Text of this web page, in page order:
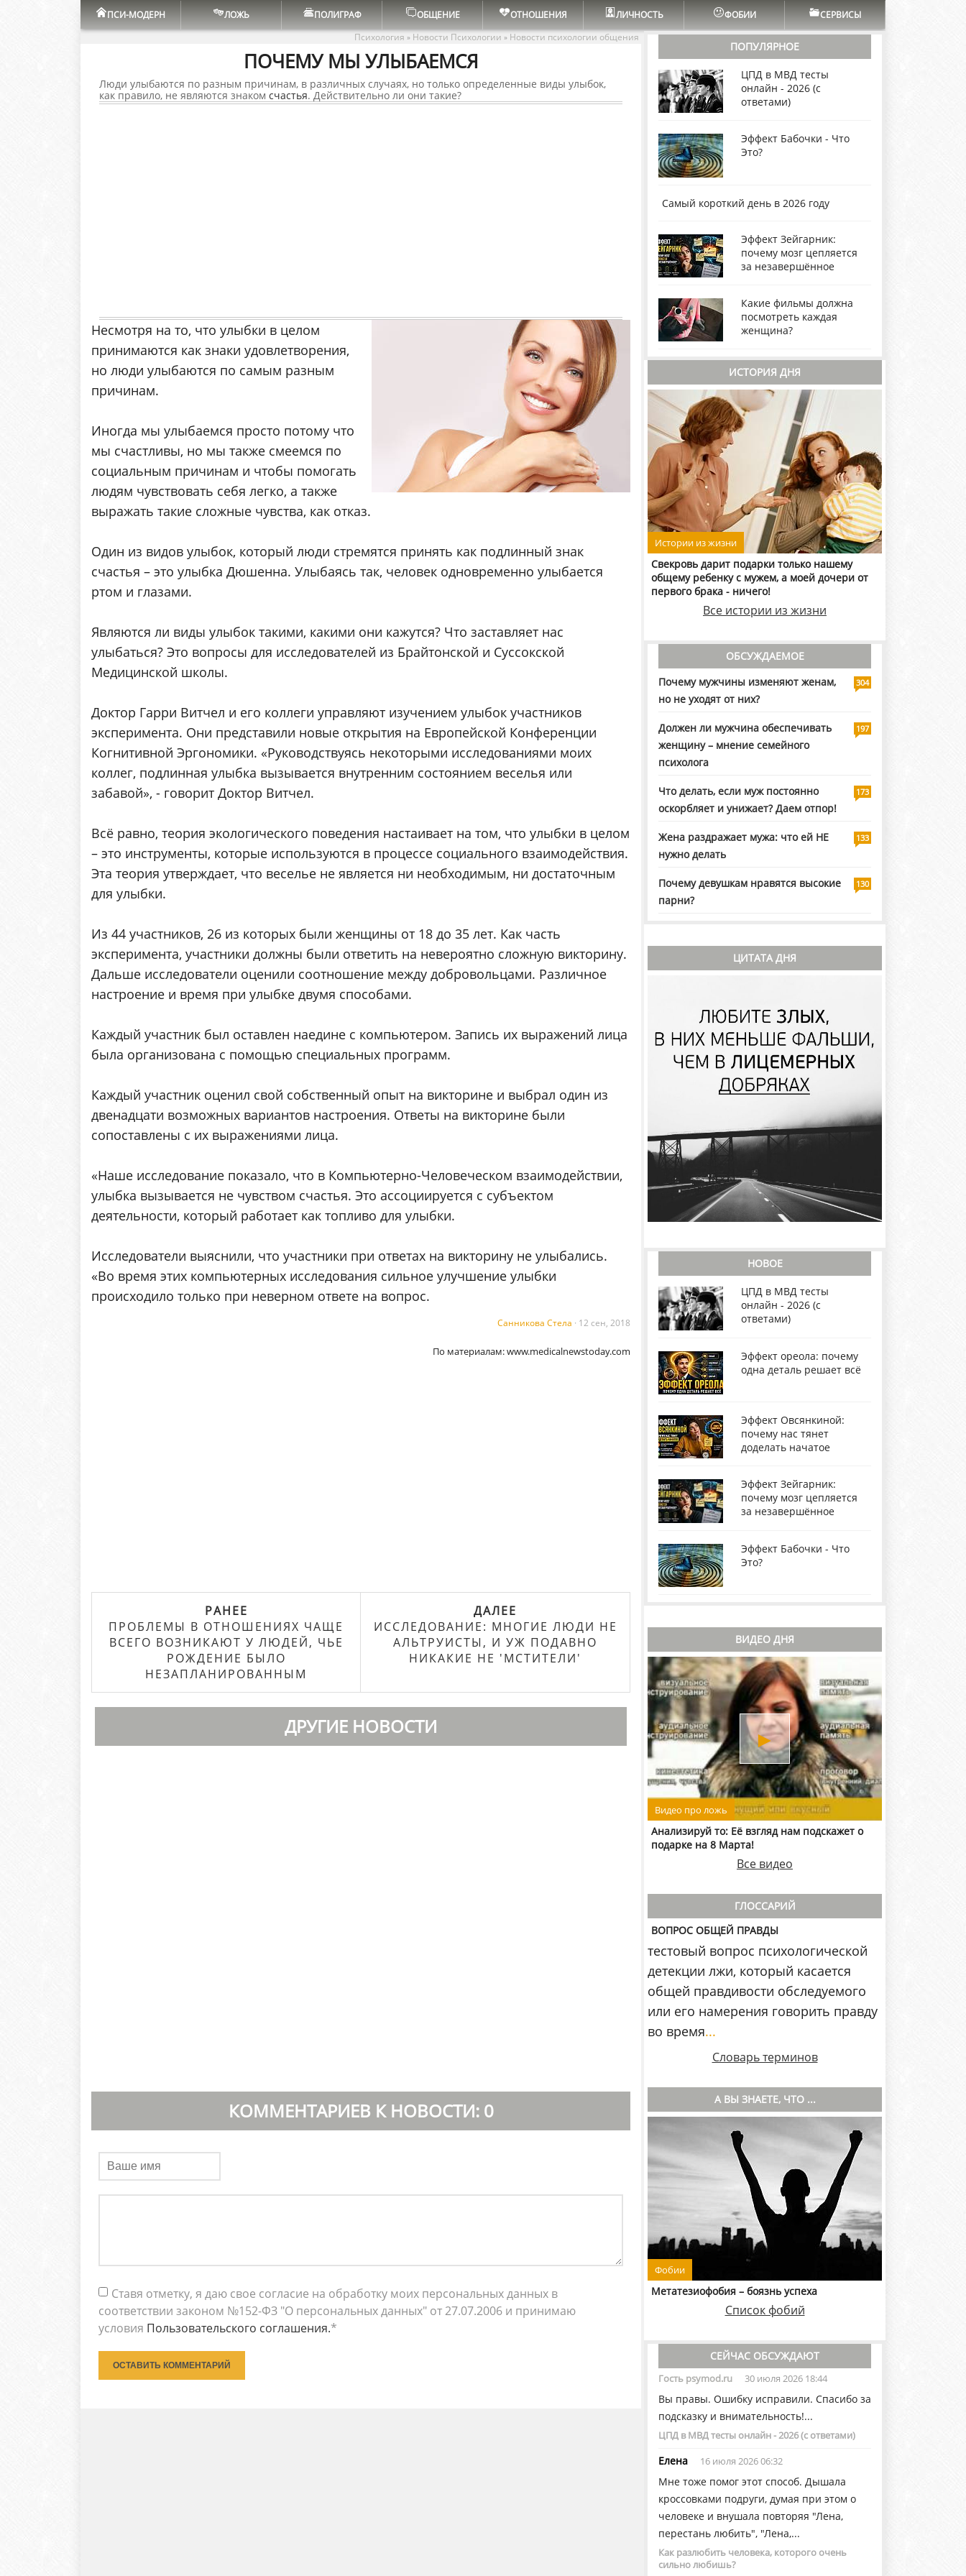
ПСИ-МОДЕРН ЛОЖЬ ПОЛИГРАФ ОБЩЕНИЕ ОТНОШЕНИЯ ЛИЧНОСТЬ ФОБИИ
СЕРВИСЫ
Психология » Новости Психологии » Новости психологии общения
ПОЧЕМУ МЫ УЛЫБАЕМСЯ
Люди улыбаются по разным причинам, в различных случаях, но только определенные виды улыбок,
как правило, не являются знаком счастья. Действительно ли они такие?
Несмотря на то, что улыбки в целом
принимаются как знаки удовлетворения,
но люди улыбаются по самым разным
причинам.
Иногда мы улыбаемся просто потому что
мы счастливы, но мы также смеемся по
социальным причинам и чтобы помогать
людям чувствовать себя легко, а также
выражать такие сложные чувства, как отказ.
Один из видов улыбок, который люди стремятся принять как подлинный знак
счастья – это улыбка Дюшенна. Улыбаясь так, человек одновременно улыбается
ртом и глазами.
Являются ли виды улыбок такими, какими они кажутся? Что заставляет нас
улыбаться? Это вопросы для исследователей из Брайтонской и Суссокской
Медицинской школы.
Доктор Гарри Витчел и его коллеги управляют изучением улыбок участников
эксперимента. Они представили новые открытия на Европейской Конференции
Когнитивной Эргономики. «Руководствуясь некоторыми исследованиями моих
коллег, подлинная улыбка вызывается внутренним состоянием веселья или
забавой», - говорит Доктор Витчел.
Всё равно, теория экологического поведения настаивает на том, что улыбки в целом
– это инструменты, которые используются в процессе социального взаимодействия.
Эта теория утверждает, что веселье не является ни необходимым, ни достаточным
для улыбки.
Из 44 участников, 26 из которых были женщины от 18 до 35 лет. Как часть
эксперимента, участники должны были ответить на невероятно сложную викторину.
Дальше исследователи оценили соотношение между добровольцами. Различное
настроение и время при улыбке двумя способами.
Каждый участник был оставлен наедине с компьютером. Запись их выражений лица
была организована с помощью специальных программ.
Каждый участник оценил свой собственный опыт на викторине и выбрал один из
двенадцати возможных вариантов настроения. Ответы на викторине были
сопоставлены с их выражениями лица.
«Наше исследование показало, что в Компьютерно-Человеческом взаимодействии,
улыбка вызывается не чувством счастья. Это ассоциируется с субъектом
деятельности, который работает как топливо для улыбки.
Исследователи выяснили, что участники при ответах на викторину не улыбались.
«Во время этих компьютерных исследования сильное улучшение улыбки
происходило только при неверном ответе на вопрос.
Санникова Стела · 12 сен, 2018
По материалам:www.medicalnewstoday.com
РАНЕЕ
ПРОБЛЕМЫ В ОТНОШЕНИЯХ ЧАЩЕ
ВСЕГО ВОЗНИКАЮТ У ЛЮДЕЙ, ЧЬЕ
РОЖДЕНИЕ БЫЛО
НЕЗАПЛАНИРОВАННЫМ
ДАЛЕЕ
ИССЛЕДОВАНИЕ: МНОГИЕ ЛЮДИ НЕ
АЛЬТРУИСТЫ, И УЖ ПОДАВНО
НИКАКИЕ НЕ 'МСТИТЕЛИ'
ДРУГИЕ НОВОСТИ
КОММЕНТАРИЕВ К НОВОСТИ: 0
Ставя отметку, я даю свое согласие на обработку моих персональных данных в
соответствии законом №152-ФЗ "О персональных данных" от 27.07.2006 и принимаю
условия Пользовательского соглашения.*
ОСТАВИТЬ КОММЕНТАРИЙ
ПОПУЛЯРНОЕ
ЦПД в МВД тесты
онлайн - 2026 (с
ответами)
Эффект Бабочки - Что
Это?
Самый короткий день в 2026 году
Эффект Зейгарник:
почему мозг цепляется
за незавершённое
Какие фильмы должна
посмотреть каждая
женщина?
ИСТОРИЯ ДНЯ
Истории из жизни
Свекровь дарит подарки только нашему
общему ребенку с мужем, а моей дочери от
первого брака - ничего!
Все истории из жизни
ОБСУЖДАЕМОЕ
Почему мужчины изменяют женам,
но не уходят от них?
304
Должен ли мужчина обеспечивать
женщину – мнение семейного
психолога
197
Что делать, если муж постоянно
оскорбляет и унижает? Даем отпор!
173
Жена раздражает мужа: что ей НЕ
нужно делать
133
Почему девушкам нравятся высокие
парни?
130
ЦИТАТА ДНЯ
НОВОЕ
ЦПД в МВД тесты
онлайн - 2026 (с
ответами)
Эффект ореола: почему
одна деталь решает всё
Эффект Овсянкиной:
почему нас тянет
доделать начатое
Эффект Зейгарник:
почему мозг цепляется
за незавершённое
Эффект Бабочки - Что
Это?
ВИДЕО ДНЯ
►
Видео про ложь
Анализируй то: Её взгляд нам подскажет о
подарке на 8 Марта!
Все видео
ГЛОССАРИЙ
ВОПРОС ОБЩЕЙ ПРАВДЫ
тестовый вопрос психологической
детекции лжи, который касается
общей правдивости обследуемого
или его намерения говорить правду
во время...
Словарь терминов
А ВЫ ЗНАЕТЕ, ЧТО ...
Фобии
Метатезиофобия – боязнь успеха
Список фобий
СЕЙЧАС ОБСУЖДАЮТ
Гость psymod.ru 30 июля 2026 18:44
Вы правы. Ошибку исправили. Спасибо за
подсказку и внимательность!...
ЦПД в МВД тесты онлайн - 2026 (с ответами)
Елена 16 июля 2026 06:32
Мне тоже помог этот способ. Дышала
кроссовками подруги, думая при этом о
человеке и внушала повторяя "Лена,
перестань любить", "Лена,...
Как разлюбить человека, которого очень
сильно любишь?